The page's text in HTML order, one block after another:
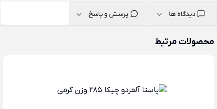
دیدگاه ها پرسش و پاسخ
محصولات مرتبط